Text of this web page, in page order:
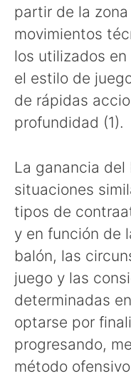
partir de la
movimientos
los utilizados
el estilo de
de rápidas
profundidad (1).
La ganancia
situaciones
tipos de
y en función de
balón, las
juego y las
determinadas
optarse por
progresando,
método